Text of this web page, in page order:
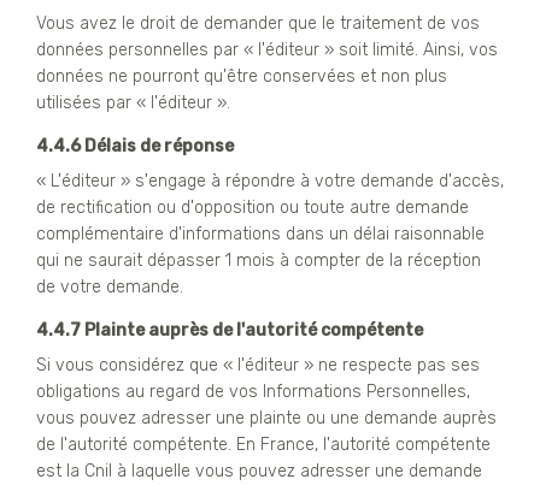
Vous avez le droit de demander que le traitement de vos
données personnelles par « l'éditeur » soit limité. Ainsi, vos
données ne pourront qu'être conservées et non plus
utilisées par « l'éditeur ».
4.4.6 Délais de réponse
« L'éditeur » s'engage à répondre à votre demande d'accès,
de rectification ou d'opposition ou toute autre demande
complémentaire d'informations dans un délai raisonnable
qui ne saurait dépasser 1 mois à compter de la réception
de votre demande.
4.4.7 Plainte auprès de l'autorité compétente
Si vous considérez que « l'éditeur » ne respecte pas ses
obligations au regard de vos Informations Personnelles,
vous pouvez adresser une plainte ou une demande auprès
de l'autorité compétente. En France, l'autorité compétente
est la Cnil à laquelle vous pouvez adresser une demande